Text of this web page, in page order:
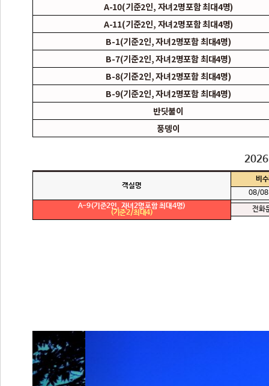
A-10(기준2인, 자녀2명포함 최대4명)
A-11(기준2인, 자녀2명포함 최대4명)
B-1(기준2인, 자녀2명포함 최대4명)
B-7(기준2인, 자녀2명포함 최대4명)
B-8(기준2인, 자녀2명포함 최대4명)
B-9(기준2인, 자녀2명포함 최대4명)
반딧불이
풍뎅이